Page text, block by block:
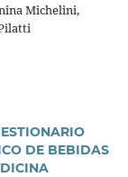
Michelini,
DE BEBIDAS